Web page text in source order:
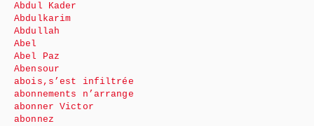
Abdul Kader
Abdulkarim
Abdullah
Abel
Abel Paz
Abensour
abois,s’est infiltrée
abonnements n’arrange
abonner Victor
abonnez